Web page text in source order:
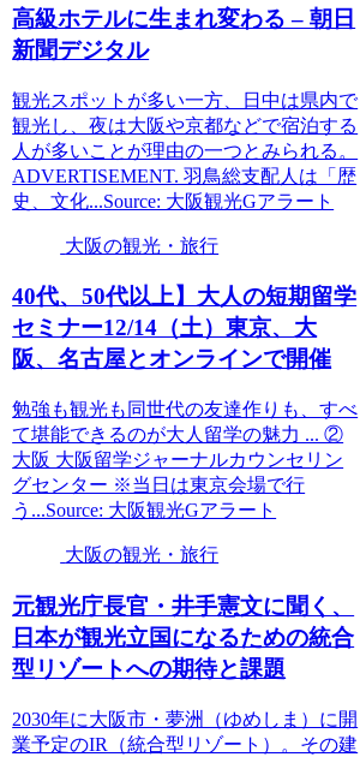
高級ホテルに生まれ変わる – 朝日
新聞デジタル
観光スポットが多い一方、日中は県内で
観光し、夜は大阪や京都などで宿泊する
人が多いことが理由の一つとみられる。
ADVERTISEMENT. 羽鳥総支配人は「歴
史、文化...Source: 大阪観光Gアラート
大阪の観光・旅行
40代、50代以上】大人の短期留学
セミナー12/14（土）東京、 大
阪、名古屋とオンラインで開催
勉強も観光も同世代の友達作りも、すべ
て堪能できるのが大人留学の魅力 ... ②
大阪 大阪留学ジャーナルカウンセリン
グセンター ※当日は東京会場で行
う...Source: 大阪観光Gアラート
大阪の観光・旅行
元観光庁長官・井手憲文に聞く、
日本が観光立国になるための統合
型リゾートへの期待と課題
2030年に大阪市・夢洲（ゆめしま）に開
業予定のIR（統合型リゾート）。その建